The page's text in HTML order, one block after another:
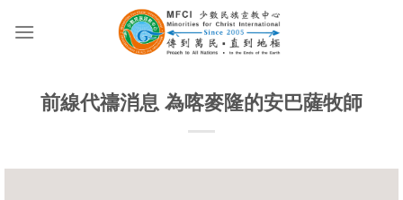
前線代禱消息 為喀麥隆的安巴薩牧師